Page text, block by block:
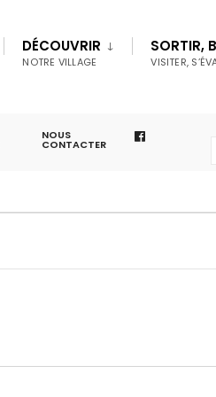
DÉCOUVRIR
NOTRE VILLAGE
SORTIR,
VISITER,
NOUS
CONTACTER